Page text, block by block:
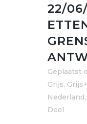
22/
Geplaatst
Grijs,
Nederland,
Deel